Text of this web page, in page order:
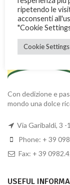
MARANO
Con dedizione e
mondo una dolce
Via Garibaldi, 3
Phone: + 39
Fax: + 39
USEFUL
ripetendo le
acconsenti
"Cookie
Cookie Settings